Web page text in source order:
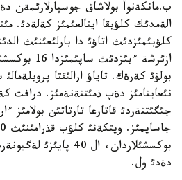
ب.مانكةنوأ بولاشاق جوسپارلارئمةن
الةمدئك كلؤبقا اينالعئمئز كةلةدئ.
كلؤبئمئزدئث اتاؤئ دا بارلئعئنئث
بولؤئ كةرةك. تاياؤ ارالئقتا
نئعايتامئز دةپ ذمئتتةنةمئز. درافت
جئگئتتةردئ قاتارعا تارتاتئن بولامئز
بوكسشئلاردان، ال 40
دةدئ ول.